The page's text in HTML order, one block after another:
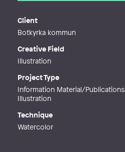
m/
Client
Botkyrka kommun
Creative Field
Illustration
Project Type
Information Material/
Illustration
Technique
Watercolor